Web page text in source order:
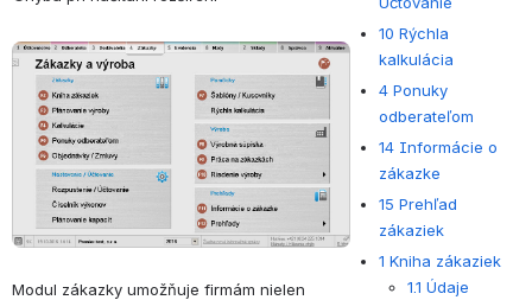
Otevřít
Modul zákazky umožňuje firmám nielen
10 Rýchla
kalkulácia
4 Ponuky
odberateľom
14 Informácie o
zákazke
15 Prehľad
zákaziek
1 Kniha zákaziek
1.1 Údaje